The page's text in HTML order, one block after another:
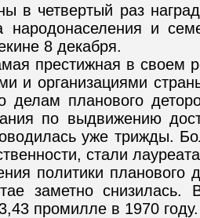
в четвертый раз
народонаселения и
8 декабря.
престижная в своем
и организациями
делам планового
по выдвижению
уже трижды.
стали
политики планового
заметно снизилась.
промилле в 1970 году.